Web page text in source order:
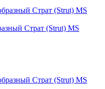
Страт (Strut) MS